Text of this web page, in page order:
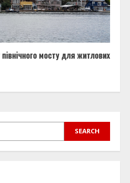
мосту для житлових
SEARCH